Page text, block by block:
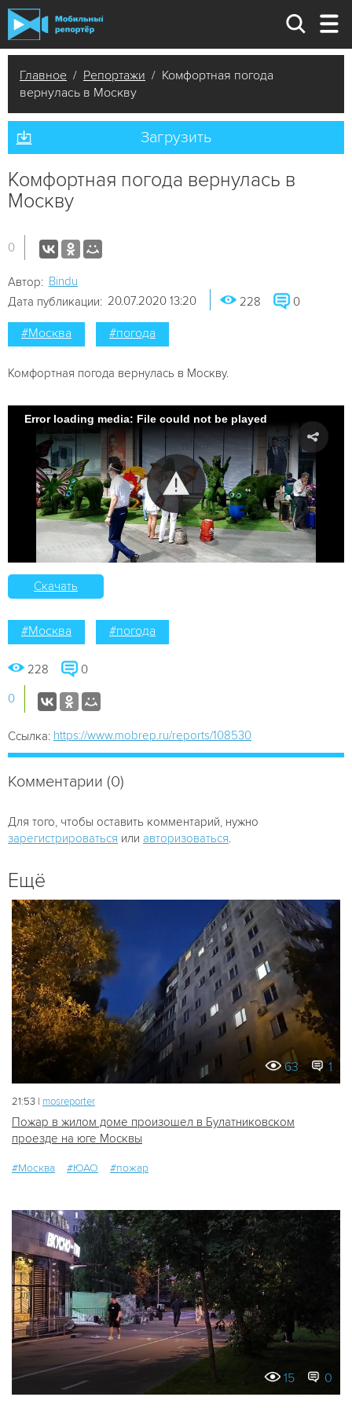
Главное / Репортажи / Комфортная погода
вернулась в Москву
Загрузить
Комфортная погода вернулась в
Москву
0
Автор: Bindu
Дата публикации: 20.07.2020 13:20 228 0
#Москва #погода
Комфортная погода вернулась в Москву.
Error loading media: File could not be played
Скачать
#Москва #погода
228 0
0
Ссылка: https://www.mobrep.ru/reports/108530
Комментарии (0)
Для того, чтобы оставить комментарий, нужно
зарегистрироваться или авторизоваться
Ещё
63 1
21:53 | mosreporter
Пожар в жилом доме произошел в Булатниковском
проезде на юге Москвы
#Москва #ЮАО #пожар
15 0